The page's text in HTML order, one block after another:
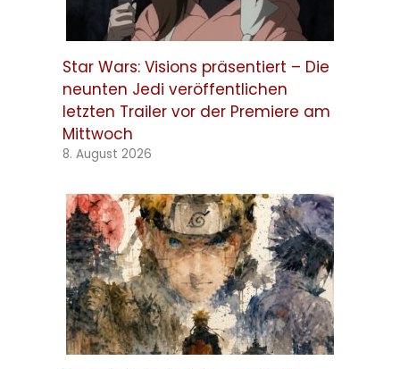
Star Wars: Visions präsentiert – Die
neunten Jedi veröffentlichen
letzten Trailer vor der Premiere am
Mittwoch
8. August 2026